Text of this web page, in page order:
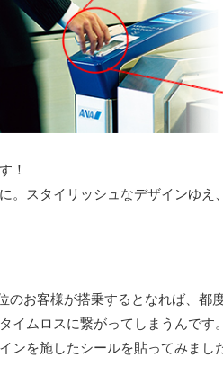
！
。スタイリッシュなデザインゆえ
のお客様が搭乗するとなれば、都
イムロスに繋がってしまうんです
ンを施したシールを貼ってみまし